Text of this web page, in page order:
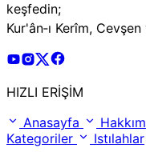
keşfedin;
Kur'ân‑ı Kerîm,
Risale Online
Risale Online
Risale Online X
HIZLI ERİŞİM
Anasayfa
Kategoriler
Istılahlar